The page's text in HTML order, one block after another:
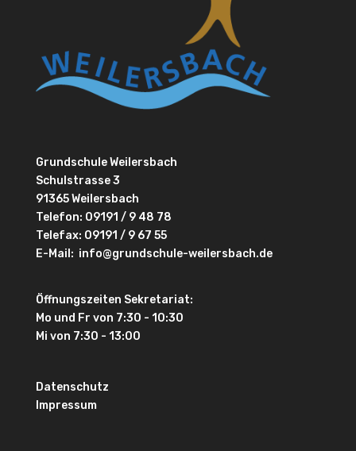
Grundschule Weilersbach
Schulstrasse 3
91365 Weilersbach
Telefon: 09191 / 9 48 78
Telefax: 09191 / 9 67 55
E-Mail: info@grundschule-weilersbach.de
Öffnungszeiten Sekretariat:
Mo und Fr von 7:30 - 10:30
Mi von 7:30 - 13:00
Datenschutz
Impressum